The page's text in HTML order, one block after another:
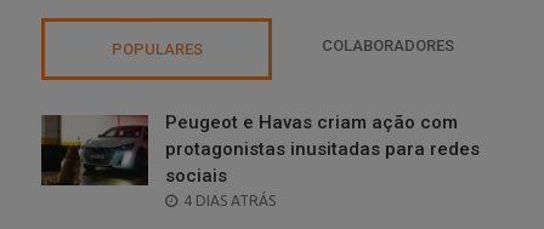
POPULARES COLABORADORES
Peugeot e Havas criam ação com
protagonistas inusitadas para redes
sociais
POSTED
4 DIAS ATRÁS